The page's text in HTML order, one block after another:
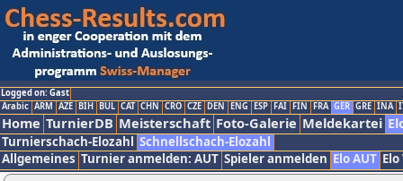
Logged on: Gast
Arabic ARM AZE BIH BUL CAT CHN CRO CZE DEN ENG ESP FAI FIN FRA GER GRE INA
Home TurnierDB Meisterschaft Foto-Galerie Meldekartei
Turnierschach-Elozahl Schnellschach-Elozahl
Allgemeines Turnier anmelden: AUT Spieler anmelden Elo AUT